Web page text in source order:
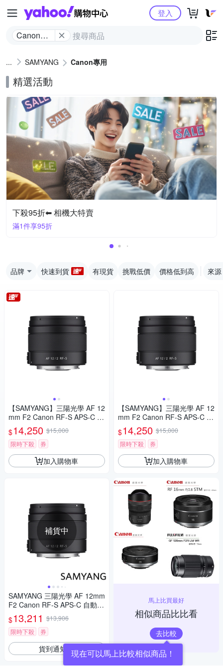
Yahoo購物中心
Canon專
登入
SAMYANG Canon專用
精選活動
下殺95折⬅︎ 相機大特賣
滿1件享95折
品牌 快速到貨 有現貨 挑戰低價 價格低到高 來源
【SAMYANG】三陽光學 AF 12
mm F2 Canon RF-S APS-C 自
動對焦鏡頭 公司貨
$14,250 $15,000
限時下殺
券
加入購物車
補貨中
SAMYANG 三陽光學 AF 12mm
F2 Canon RF-S APS-C 自動對
焦鏡頭 公司貨
$13,211 $13,906
限時下殺
券
貨到通知我
【SAMYANG】三陽光學 AF 12
mm F2 Canon RF-S APS-C 自
動對焦鏡頭 公司貨
$14,250 $15,000
限時下殺
券
加入購物車
馬上比買最好
相似商品比比看
去比較
現在可以馬上比較相似商品！